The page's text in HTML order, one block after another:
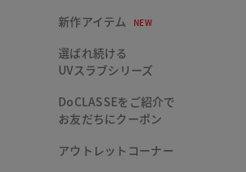
新作アイテム
NEW
選ばれ続ける
UVスラブシリーズ
DoCLASSEをご紹介で
お友だちにクーポン
アウトレットコーナー